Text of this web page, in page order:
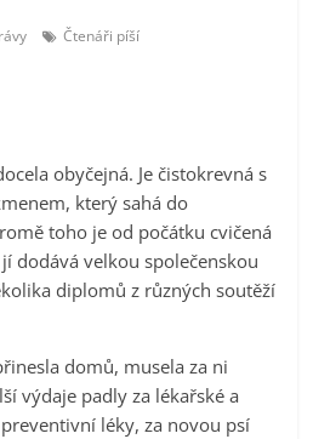
Čtenáři píší
obyčejná. Je čistokrevná s
který sahá do
toho je od počátku cvičená
dodává velkou společenskou
diplomů z různých soutěží
domů, musela za ni
výdaje padly za lékařské a
léky, za novou psí